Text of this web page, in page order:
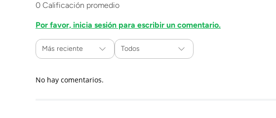
0 Calificación promedio
Por favor, inicia sesión para escribir un comentario.
Más reciente Todos
No hay comentarios.